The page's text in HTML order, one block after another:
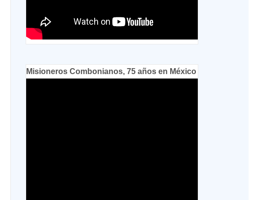
Misioneros Combonianos, 75 años en México